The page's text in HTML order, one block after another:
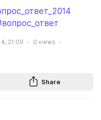
21:09 0 views
Share